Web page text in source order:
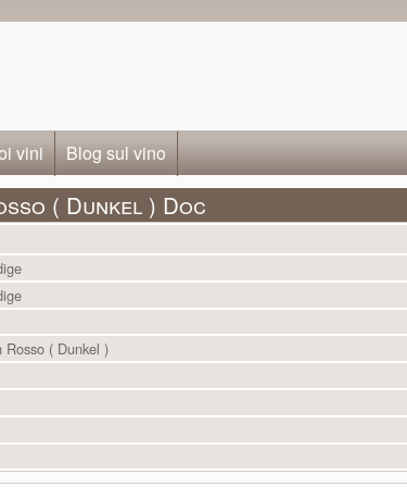
vini Blog sul vino
( Dunkel ) Doc
Rosso ( Dunkel )